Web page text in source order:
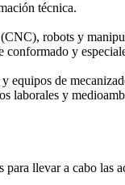
técnica.
robots y
y
equipos de
laborales y
llevar a cabo